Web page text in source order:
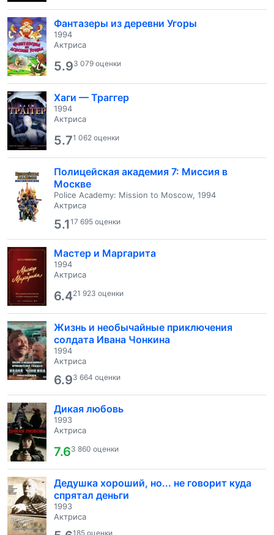
Фантазеры из деревни Угоры
1994
Актриса
5.93 079 оценки
Хаги — Траггер
1994
Актриса
5.71 062 оценки
Полицейская академия 7: Миссия в
Москве
Police Academy: Mission to Moscow, 1994
Актриса
5.117 695 оценки
Мастер и Маргарита
1994
Актриса
6.421 923 оценки
Жизнь и необычайные приключения
солдата Ивана Чонкина
1994
Актриса
6.93 664 оценки
Дикая любовь
1993
Актриса
7.63 860 оценки
Дедушка хороший, но... не говорит куда
спрятал деньги
1993
Актриса
185 оценки